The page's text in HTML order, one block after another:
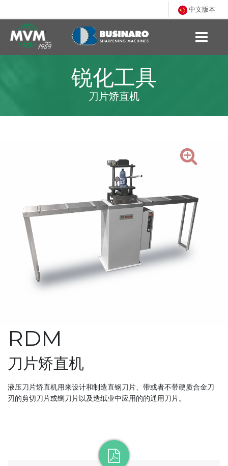
中文版本
锐化工具
刀片矫直机
RDM
刀片矫直机
液压刀片矫直机用来设计和制造直钢刀片、带或者不带硬质合金刀
刃的剪切刀片或铡刀片以及造纸业中应用的的通用刀片。